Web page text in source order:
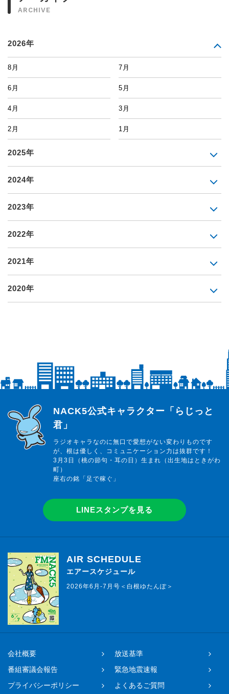
ARCHIVE
2026年
8月 7月
6月 5月
4月 3月
2月 1月
2025年
2024年
2023年
2022年
2021年
2020年
らじっと君
NACK5公式キャラクター「らじっと
君」
ラジオキャラなのに無口で愛想がない変わりものです
が、根は優しく、コミュニケーション力は抜群です！
3月3日（桃の節句・耳の日）生まれ（出生地はときがわ
町）
座右の銘「足で稼ぐ」
LINEスタンプを見る
AIR SCHEDULE
エアースケジュール
2026年6月-7月号＜白根ゆたんぽ＞
会社概要
放送基準
番組審議会報告
緊急地震速報
プライバシーポリシー
よくあるご質問